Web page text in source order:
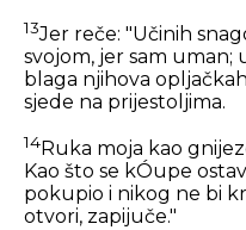
13Jer reče: "Učinih
svojom, jer sam
blaga njihova
sjede na prijestoljima.
14Ruka moja kao
Kao što se kÓupe
pokupio i nikog ne bi
otvori, zapijuče."